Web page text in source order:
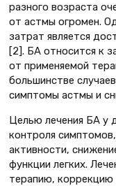
разного возраста
от астмы огромен.
затрат является
[2]. БА относится к
от применяемой
большинстве
симптомы астмы и
Целью лечения БА у
контроля
активности,
функции легких.
терапию, коррекцию